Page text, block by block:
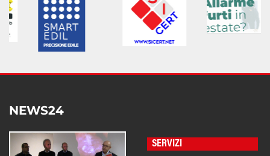
NEWS24
SERVIZI